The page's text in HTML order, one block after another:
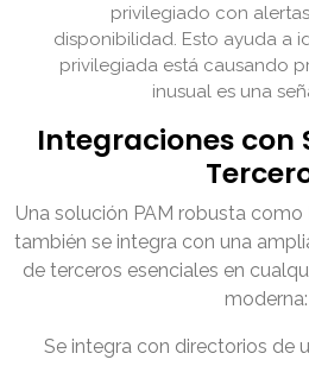
privilegiado con
disponibilidad. Esto ayuda a
privilegiada está causando
inusual es una
Integraciones con
Una solución PAM robusta
también se integra con una
de terceros esenciales en
moderna:
Se integra con directorios de